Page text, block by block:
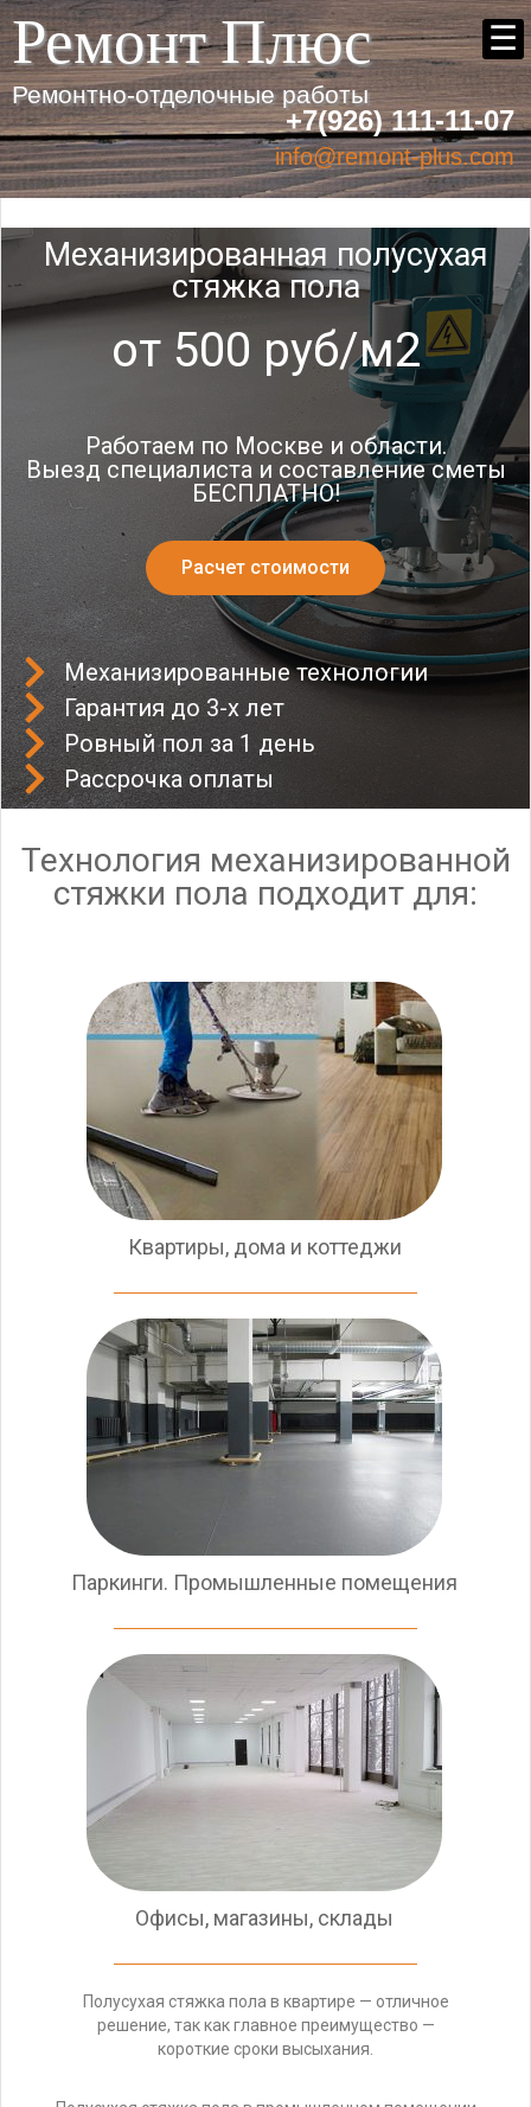
Ремонт Плюс
Ремонтно-отделочные работы
☰
+7(926) 111-11-07
info@remont-plus.com
Механизированная полусухая
стяжка пола
от 500 руб/м2
Работаем по Москве и области.
Выезд специалиста и составление сметы
БЕСПЛАТНО!
Расчет стоимости
Механизированные технологии
Гарантия до 3-х лет
Ровный пол за 1 день
Рассрочка оплаты
Технология механизированной
стяжки пола подходит для:
Квартиры, дома и коттеджи
Паркинги. Промышленные помещения
Офисы, магазины, склады
Полусухая стяжка пола в квартире — отличное
решение, так как главное преимущество —
короткие сроки высыхания.